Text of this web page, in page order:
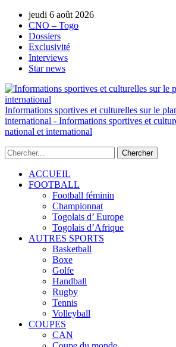
jeudi 6 août 2026
CNO – Togo
Dossiers
Exclusivité
Interviews
Star news
Informations sportives et culturelles sur le
international - Informations sportives et
national et international
ACCUEIL
FOOTBALL
Football féminin
Championnat
Togolais d’ Europe
Togolais d’Afrique
AUTRES SPORTS
Basketball
Boxe
Golfe
Handball
Rugby
Tennis
Volleyball
COUPES
CAN
AUTORISATION DE LA